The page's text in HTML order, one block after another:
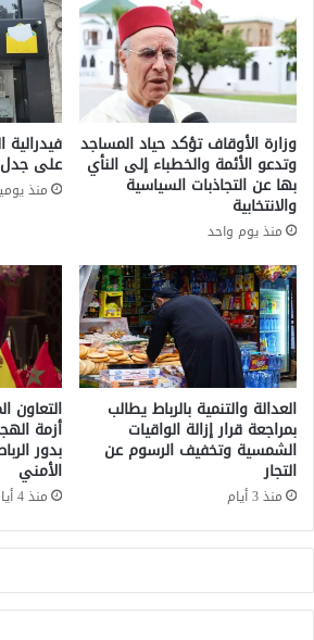
ة
ا
ل
إ
ن
س
ا
ن
ي
ة
ف
ي
غ
ز
ة
ي
ه
ا
ل
أ
م
ف
ي
إ
س
ب
ا
ي
ا
و
ف
ا
ءً
ل
ب
د
ي
ت
ه
وزارة الأوقاف تؤكد حياد المساجد
وتدعو الأئمة والخطباء إلى النأي
بها عن التجاذبات السياسية
والانتخابية
منذ يوم واحد
على جدل
منذ
العدالة والتنمية بالرباط يطالب
بمراجعة قرار إزالة الواقيات
الشمسية وتخفيف الرسوم عن
التجار
منذ 3 أيام
التعاون
أزمة
بدور
الأمني
منذ 4 أيام